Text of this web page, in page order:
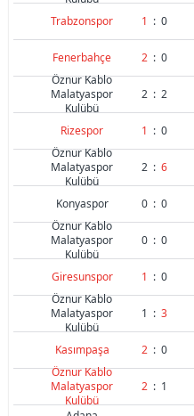
Trabzonspor 1 : 0
Fenerbahçe 2 : 0
Öznur Kablo
Malatyaspor
Kulübü
2 : 2
Rizespor 1 : 0
Öznur Kablo
Malatyaspor
Kulübü
2 : 6
Konyaspor 0 : 0
Öznur Kablo
Malatyaspor
Kulübü
0 : 0
Giresunspor 1 : 0
Öznur Kablo
Malatyaspor
Kulübü
1 : 3
Kasımpaşa 2 : 0
Öznur Kablo
Malatyaspor
Kulübü
2 : 1